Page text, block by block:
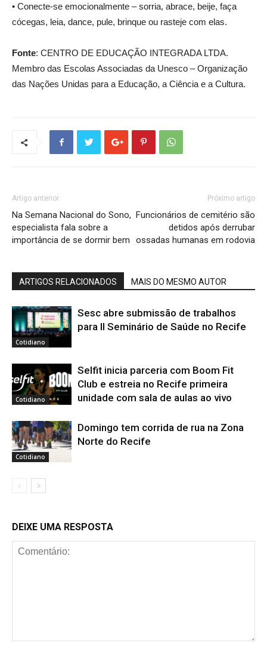
• Conecte-se emocionalmente – sorria, abrace, beije, faça
cócegas, leia, dance, pule, brinque ou rasteje com elas.
Fonte: CENTRO DE EDUCAÇÃO INTEGRADA LTDA.
Membro das Escolas Associadas da Unesco – Organização
das Nações Unidas para a Educação, a Ciência e a Cultura.
Artigo anterior
Na Semana Nacional do Sono,
especialista fala sobre a
importância de se dormir bem
Próximo artigo
Funcionários de cemitério são
detidos após derrubar
ossadas humanas em rodovia
ARTIGOS RELACIONADOS MAIS DO MESMO AUTOR
Cotidiano
Sesc abre submissão de trabalhos
para II Seminário de Saúde no Recife
Cotidiano
Selfit inicia parceria com Boom Fit
Club e estreia no Recife primeira
unidade com sala de aulas ao vivo
Cotidiano
Domingo tem corrida de rua na Zona
Norte do Recife
DEIXE UMA RESPOSTA